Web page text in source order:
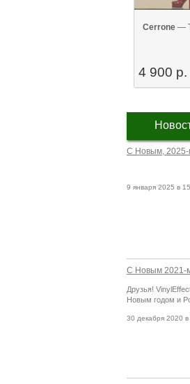
Cerrone —
4 900 р.
С Новым, 2025-
9 января 2025 в
С Новым 2021-
Друзья!
Новым годом и
30 декабря 2020